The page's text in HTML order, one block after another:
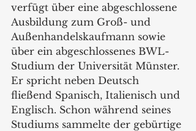
verfügt über eine abgeschlossene
Ausbildung zum Groß- und
Außenhandelskaufmann sowie
über ein abgeschlossenes BWL-
Studium der Universität Münster.
Er spricht neben Deutsch
fließend Spanisch, Italienisch und
Englisch. Schon während seines
Studiums sammelte der gebürtige